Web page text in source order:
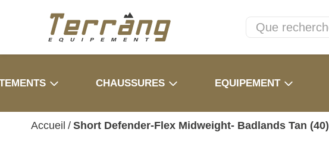
CHAUSSURES EQUIPEMENT
Accueil / Short Defender-Flex Midweight- Badlands Tan (40)